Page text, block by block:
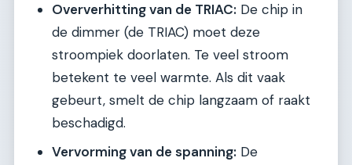
Oververhitting van de TRIAC: De chip in
de dimmer (de TRIAC) moet deze
stroompiek doorlaten. Te veel stroom
betekent te veel warmte. Als dit vaak
gebeurt, smelt de chip langzaam of raakt
beschadigd.
Vervorming van de spanning: De